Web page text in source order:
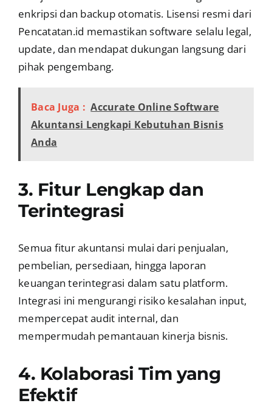
enkripsi dan backup otomatis. Lisensi resmi dari
Pencatatan.id memastikan software selalu legal,
update, dan mendapat dukungan langsung dari
pihak pengembang.
Baca Juga : Accurate Online Software
Akuntansi Lengkapi Kebutuhan Bisnis
Anda
3. Fitur Lengkap dan
Terintegrasi
Semua fitur akuntansi mulai dari penjualan,
pembelian, persediaan, hingga laporan
keuangan terintegrasi dalam satu platform.
Integrasi ini mengurangi risiko kesalahan input,
mempercepat audit internal, dan
mempermudah pemantauan kinerja bisnis.
4. Kolaborasi Tim yang
Efektif